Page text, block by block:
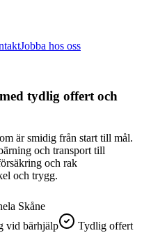
Jobba hos oss
tydlig offert och
är smidig från start till mål.
och transport till
och rak
och trygg.
Skåne
vid bärhjälp
Tydlig offert